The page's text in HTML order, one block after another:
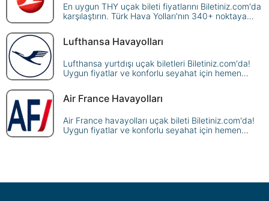
En uygun THY uçak bileti fiyatlarını Biletiniz.com'da
karşılaştırın. Türk Hava Yolları'nın 340+ noktaya
güvenle rezerve edin!
Lufthansa Havayolları
Lufthansa yurtdışı uçak biletleri Biletiniz.com'da!
Uygun fiyatlar ve konforlu seyahat için hemen
Air France Havayolları
Air France havayolları uçak bileti Biletiniz.com'da!
Uygun fiyatlar ve konforlu seyahat için hemen